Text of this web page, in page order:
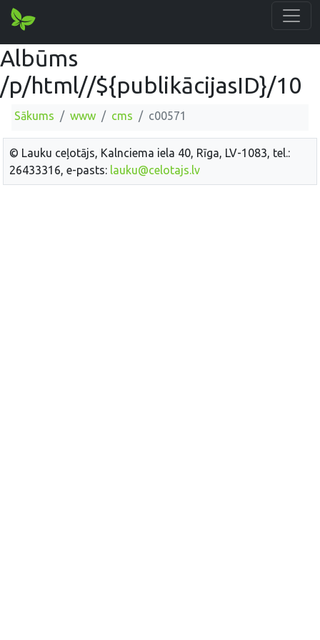
Albūms
/p/html//${publikācijasID}/10
Sākums www cms c00571
© Lauku ceļotājs, Kalnciema iela 40, Rīga, LV-1083, tel.:
26433316, e-pasts: lauku@celotajs.lv